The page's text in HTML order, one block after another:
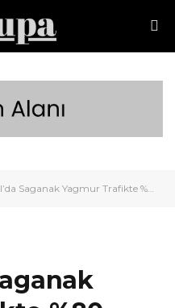
Yagmur Trafikte %80 Yogunluk Yaratti!